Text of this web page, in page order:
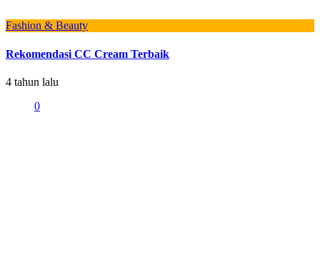
Fashion & Beauty
Rekomendasi CC Cream Terbaik
4 tahun lalu
0